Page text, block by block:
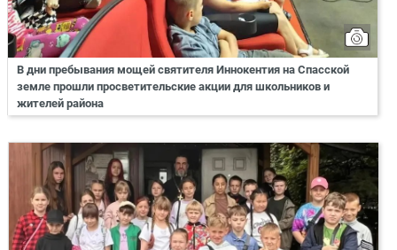
В дни пребывания мощей святителя Иннокентия на Спасской
земле прошли просветительские акции для школьников и
жителей района